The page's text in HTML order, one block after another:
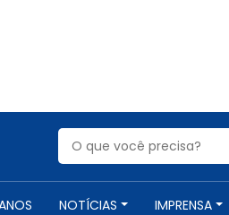
NOTÍCIAS IMPRENSA